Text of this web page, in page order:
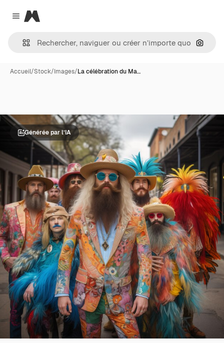
Close menu
Magnific
Accueil/Stock/Images/La célébration du Ma…
Générée par l’IA